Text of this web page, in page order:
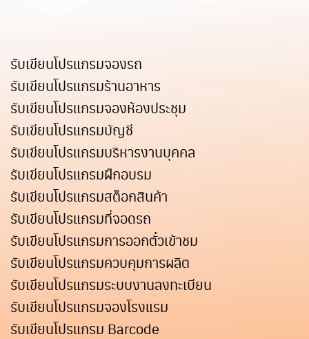
รับเขียนโปรแกรมจองรถ
รับเขียนโปรแกรมร้านอาหาร
รับเขียนโปรแกรมจองห้องประชุม
รับเขียนโปรแกรมบัญชี
รับเขียนโปรแกรมบริหารงานบุคคล
รับเขียนโปรแกรมฝึกอบรม
รับเขียนโปรแกรมสต็อกสินค้า
รับเขียนโปรแกรมที่จอดรถ
รับเขียนโปรแกรมการออกตั๋วเข้าชม
รับเขียนโปรแกรมควบคุมการผลิต
รับเขียนโปรแกรมระบบงานลงทะเบียน
รับเขียนโปรแกรมจองโรงแรม
รับเขียนโปรแกรม Barcode